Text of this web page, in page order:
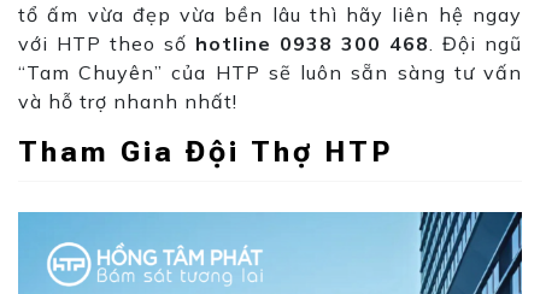
tổ ấm vừa đẹp vừa bền lâu thì hãy liên hệ ngay
với HTP theo số hotline 0938 300 468. Đội ngũ
“Tam Chuyên” của HTP sẽ luôn sẵn sàng tư vấn
và hỗ trợ nhanh nhất!
Tham Gia Đội Thợ HTP